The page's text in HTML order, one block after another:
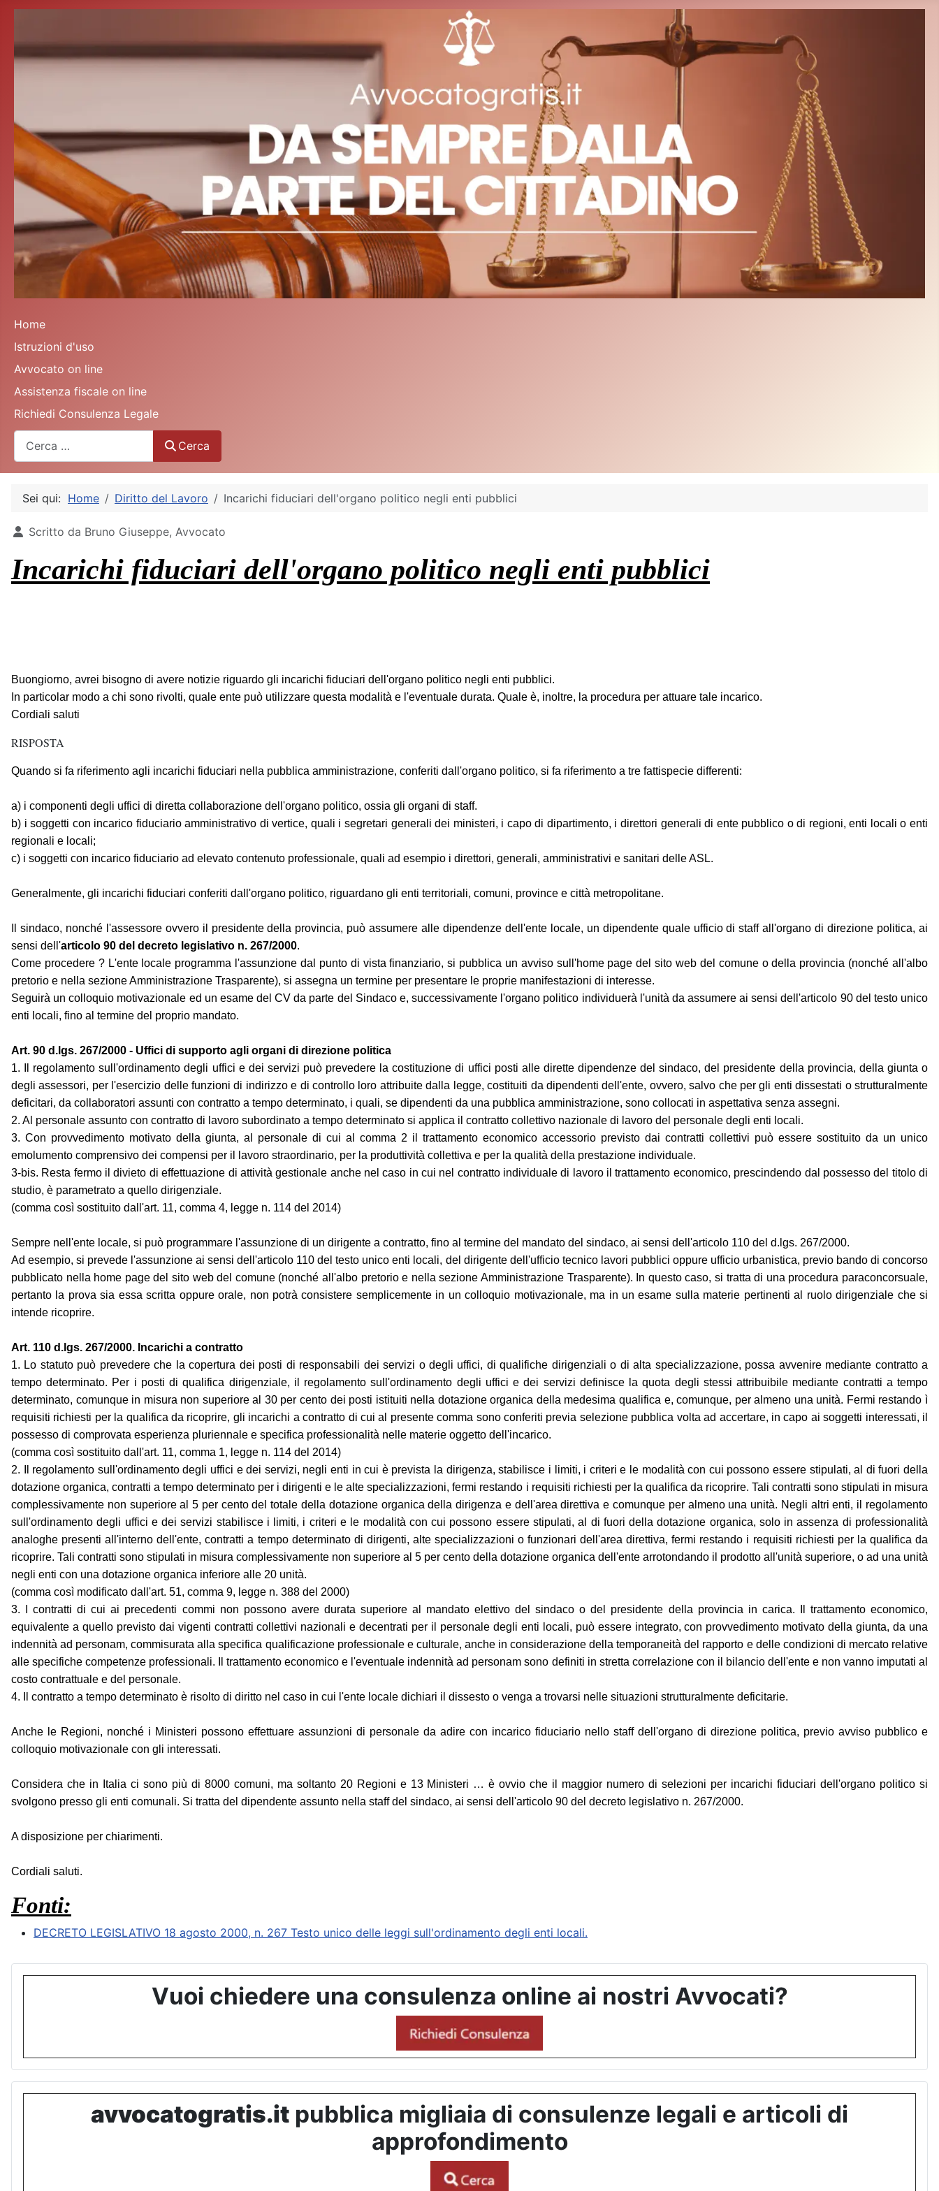
Home
Istruzioni d'uso
Avvocato on line
Assistenza fiscale on line
Richiedi Consulenza Legale
Cerca
Sei qui: Home Diritto del Lavoro Incarichi fiduciari dell'organo politico negli enti pubblici
Dettagli
Scritto da Bruno Giuseppe, Avvocato
Incarichi fiduciari dell'organo politico negli enti pubblici
Buongiorno, avrei bisogno di avere notizie riguardo gli incarichi fiduciari dell'organo politico negli enti pubblici.
In particolar modo a chi sono rivolti, quale ente può utilizzare questa modalità e l'eventuale durata. Quale è, inoltre, la procedura per attuare tale incarico.
Cordiali saluti
RISPOSTA
Quando si fa riferimento agli incarichi fiduciari nella pubblica amministrazione, conferiti dall'organo politico, si fa riferimento a tre fattispecie differenti:
a) i componenti degli uffici di diretta collaborazione dell'organo politico, ossia gli organi di staff.
b) i soggetti con incarico fiduciario amministrativo di vertice, quali i segretari generali dei ministeri, i capo di dipartimento, i direttori generali di ente pubblico o di regioni, enti locali o enti
regionali e locali;
c) i soggetti con incarico fiduciario ad elevato contenuto professionale, quali ad esempio i direttori, generali, amministrativi e sanitari delle ASL.
Generalmente, gli incarichi fiduciari conferiti dall'organo politico, riguardano gli enti territoriali, comuni, province e città metropolitane.
Il sindaco, nonché l'assessore ovvero il presidente della provincia, può assumere alle dipendenze dell'ente locale, un dipendente quale ufficio di staff all'organo di direzione politica, ai
sensi dell'articolo 90 del decreto legislativo n. 267/2000.
Come procedere ? L'ente locale programma l'assunzione dal punto di vista finanziario, si pubblica un avviso sull'home page del sito web del comune o della provincia (nonché all'albo
pretorio e nella sezione Amministrazione Trasparente), si assegna un termine per presentare le proprie manifestazioni di interesse.
Seguirà un colloquio motivazionale ed un esame del CV da parte del Sindaco e, successivamente l'organo politico individuerà l'unità da assumere ai sensi dell'articolo 90 del testo unico
enti locali, fino al termine del proprio mandato.
Art. 90 d.lgs. 267/2000 - Uffici di supporto agli organi di direzione politica
1. Il regolamento sull'ordinamento degli uffici e dei servizi può prevedere la costituzione di uffici posti alle dirette dipendenze del sindaco, del presidente della provincia, della giunta o
degli assessori, per l'esercizio delle funzioni di indirizzo e di controllo loro attribuite dalla legge, costituiti da dipendenti dell'ente, ovvero, salvo che per gli enti dissestati o strutturalmente
deficitari, da collaboratori assunti con contratto a tempo determinato, i quali, se dipendenti da una pubblica amministrazione, sono collocati in aspettativa senza assegni.
2. Al personale assunto con contratto di lavoro subordinato a tempo determinato si applica il contratto collettivo nazionale di lavoro del personale degli enti locali.
3. Con provvedimento motivato della giunta, al personale di cui al comma 2 il trattamento economico accessorio previsto dai contratti collettivi può essere sostituito da un unico
emolumento comprensivo dei compensi per il lavoro straordinario, per la produttività collettiva e per la qualità della prestazione individuale.
3-bis. Resta fermo il divieto di effettuazione di attività gestionale anche nel caso in cui nel contratto individuale di lavoro il trattamento economico, prescindendo dal possesso del titolo di
studio, è parametrato a quello dirigenziale.
(comma così sostituito dall'art. 11, comma 4, legge n. 114 del 2014)
Sempre nell'ente locale, si può programmare l'assunzione di un dirigente a contratto, fino al termine del mandato del sindaco, ai sensi dell'articolo 110 del d.lgs. 267/2000.
Ad esempio, si prevede l'assunzione ai sensi dell'articolo 110 del testo unico enti locali, del dirigente dell'ufficio tecnico lavori pubblici oppure ufficio urbanistica, previo bando di concorso
pubblicato nella home page del sito web del comune (nonché all'albo pretorio e nella sezione Amministrazione Trasparente). In questo caso, si tratta di una procedura paraconcorsuale,
pertanto la prova sia essa scritta oppure orale, non potrà consistere semplicemente in un colloquio motivazionale, ma in un esame sulla materie pertinenti al ruolo dirigenziale che si
intende ricoprire.
Art. 110 d.lgs. 267/2000. Incarichi a contratto
1. Lo statuto può prevedere che la copertura dei posti di responsabili dei servizi o degli uffici, di qualifiche dirigenziali o di alta specializzazione, possa avvenire mediante contratto a
tempo determinato. Per i posti di qualifica dirigenziale, il regolamento sull'ordinamento degli uffici e dei servizi definisce la quota degli stessi attribuibile mediante contratti a tempo
determinato, comunque in misura non superiore al 30 per cento dei posti istituiti nella dotazione organica della medesima qualifica e, comunque, per almeno una unità. Fermi restando ì
requisiti richiesti per la qualifica da ricoprire, gli incarichi a contratto di cui al presente comma sono conferiti previa selezione pubblica volta ad accertare, in capo ai soggetti interessati, il
possesso di comprovata esperienza pluriennale e specifica professionalità nelle materie oggetto dell'incarico.
(comma così sostituito dall'art. 11, comma 1, legge n. 114 del 2014)
2. Il regolamento sull'ordinamento degli uffici e dei servizi, negli enti in cui è prevista la dirigenza, stabilisce i limiti, i criteri e le modalità con cui possono essere stipulati, al di fuori della
dotazione organica, contratti a tempo determinato per i dirigenti e le alte specializzazioni, fermi restando i requisiti richiesti per la qualifica da ricoprire. Tali contratti sono stipulati in misura
complessivamente non superiore al 5 per cento del totale della dotazione organica della dirigenza e dell'area direttiva e comunque per almeno una unità. Negli altri enti, il regolamento
sull'ordinamento degli uffici e dei servizi stabilisce i limiti, i criteri e le modalità con cui possono essere stipulati, al di fuori della dotazione organica, solo in assenza di professionalità
analoghe presenti all'interno dell'ente, contratti a tempo determinato di dirigenti, alte specializzazioni o funzionari dell'area direttiva, fermi restando i requisiti richiesti per la qualifica da
ricoprire. Tali contratti sono stipulati in misura complessivamente non superiore al 5 per cento della dotazione organica dell'ente arrotondando il prodotto all'unità superiore, o ad una unità
negli enti con una dotazione organica inferiore alle 20 unità.
(comma così modificato dall'art. 51, comma 9, legge n. 388 del 2000)
3. I contratti di cui ai precedenti commi non possono avere durata superiore al mandato elettivo del sindaco o del presidente della provincia in carica. Il trattamento economico,
equivalente a quello previsto dai vigenti contratti collettivi nazionali e decentrati per il personale degli enti locali, può essere integrato, con provvedimento motivato della giunta, da una
indennità ad personam, commisurata alla specifica qualificazione professionale e culturale, anche in considerazione della temporaneità del rapporto e delle condizioni di mercato relative
alle specifiche competenze professionali. Il trattamento economico e l'eventuale indennità ad personam sono definiti in stretta correlazione con il bilancio dell'ente e non vanno imputati al
costo contrattuale e del personale.
4. Il contratto a tempo determinato è risolto di diritto nel caso in cui l'ente locale dichiari il dissesto o venga a trovarsi nelle situazioni strutturalmente deficitarie.
Anche le Regioni, nonché i Ministeri possono effettuare assunzioni di personale da adire con incarico fiduciario nello staff dell'organo di direzione politica, previo avviso pubblico e
colloquio motivazionale con gli interessati.
Considera che in Italia ci sono più di 8000 comuni, ma soltanto 20 Regioni e 13 Ministeri … è ovvio che il maggior numero di selezioni per incarichi fiduciari dell'organo politico si
svolgono presso gli enti comunali. Si tratta del dipendente assunto nella staff del sindaco, ai sensi dell'articolo 90 del decreto legislativo n. 267/2000.
A disposizione per chiarimenti.
Cordiali saluti.
Fonti:
DECRETO LEGISLATIVO 18 agosto 2000, n. 267 Testo unico delle leggi sull'ordinamento degli enti locali.
Vuoi chiedere una consulenza online ai nostri Avvocati?
avvocatogratis.it pubblica migliaia di consulenze legali e articoli di
approfondimento